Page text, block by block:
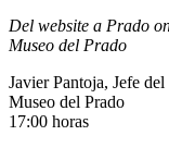
Del website a Prado
Museo del Prado
Javier Pantoja, Jefe
Museo del Prado
17:00 horas